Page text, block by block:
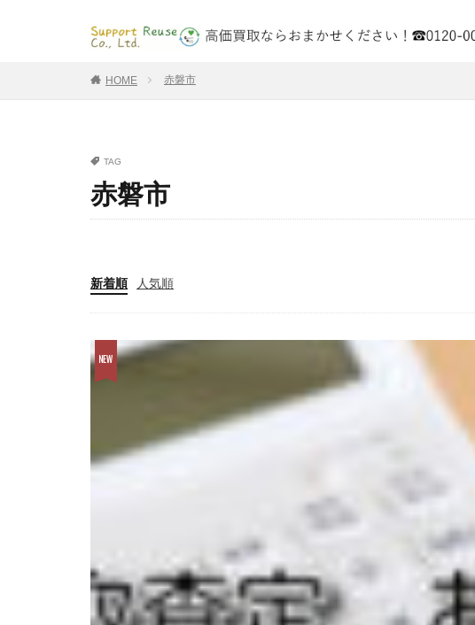
HOME 赤磐市
TAG
赤磐市
新着順 人気順